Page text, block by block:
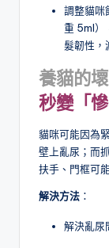
調整貓咪
重 5ml）
髮韌性，
養貓的
秒變「慘
貓咪可能因為
壁上亂尿；而
扶手、門框可
解決方法 ：
解決亂尿